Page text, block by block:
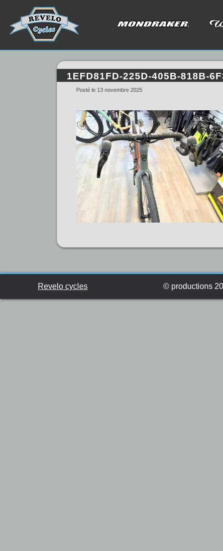
1EFD81FD-225D-405B-818B-
Posté le 13 novembre 2025
Revelo cycles © productions